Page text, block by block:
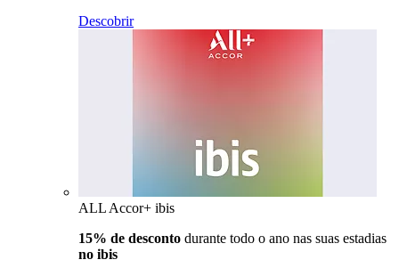
Descobrir
ALL Accor+ ibis
15% de desconto durante todo o ano nas suas estadias
no ibis